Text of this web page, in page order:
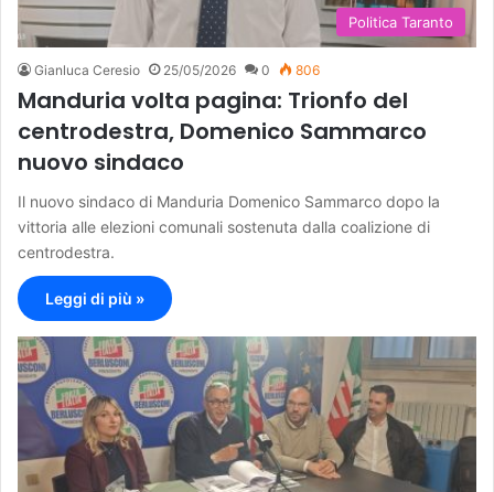
Politica Taranto
Gianluca Ceresio 25/05/2026 0 806
Manduria volta pagina: Trionfo del
centrodestra, Domenico Sammarco
nuovo sindaco
Il nuovo sindaco di Manduria Domenico Sammarco dopo la
vittoria alle elezioni comunali sostenuta dalla coalizione di
centrodestra.
Leggi di più »